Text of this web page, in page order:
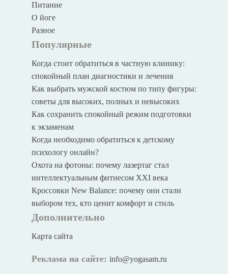
Питание
О йоге
Разное
Популярные
Когда стоит обратиться в частную клинику:
спокойный план диагностики и лечения
Как выбрать мужской костюм по типу фигуры:
советы для высоких, полных и невысоких
Как сохранить спокойный режим подготовки
к экзаменам
Когда необходимо обратиться к детскому
психологу онлайн?
Охота на фотоны: почему лазертаг стал
интеллектуальным фитнесом XXI века
Кроссовки New Balance: почему они стали
выбором тех, кто ценит комфорт и стиль
Дополнительно
Карта сайта
Реклама на сайте: info@yogasam.ru